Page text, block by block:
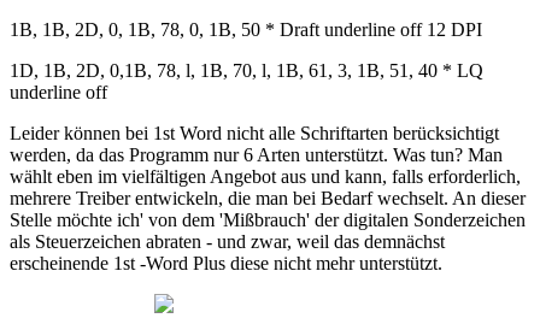
1B, 1B, 2D, 0, 1B, 78, 0, 1B, 50 * Draft underline off 12 DPI
1D, 1B, 2D, 0,1B, 78, l, 1B, 70, l, 1B, 61, 3, 1B, 51, 40 * LQ
underline off
Leider können bei 1st Word nicht alle Schriftarten berücksichtigt
werden, da das Programm nur 6 Arten unterstützt. Was tun? Man
wählt eben im vielfältigen Angebot aus und kann, falls erforderlich,
mehrere Treiber entwickeln, die man bei Bedarf wechselt. An dieser
Stelle möchte ich' von dem 'Mißbrauch' der digitalen Sonderzeichen
als Steuerzeichen abraten - und zwar, weil das demnächst
erscheinende 1st -Word Plus diese nicht mehr unterstützt.